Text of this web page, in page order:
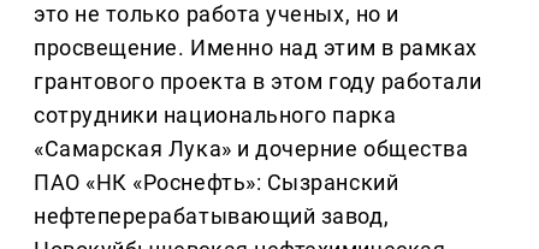
это не только работа ученых, но и
просвещение. Именно над этим в рамках
грантового проекта в этом году работали
сотрудники национального парка
«Самарская Лука» и дочерние общества
ПАО «НК «Роснефть»: Сызранский
нефтеперерабатывающий завод,